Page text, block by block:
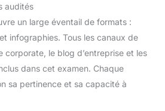
audités
un large éventail de formats :
infographies. Tous les canaux de
corporate, le blog d’entreprise et les
dans cet examen. Chaque
sa pertinence et sa capacité à